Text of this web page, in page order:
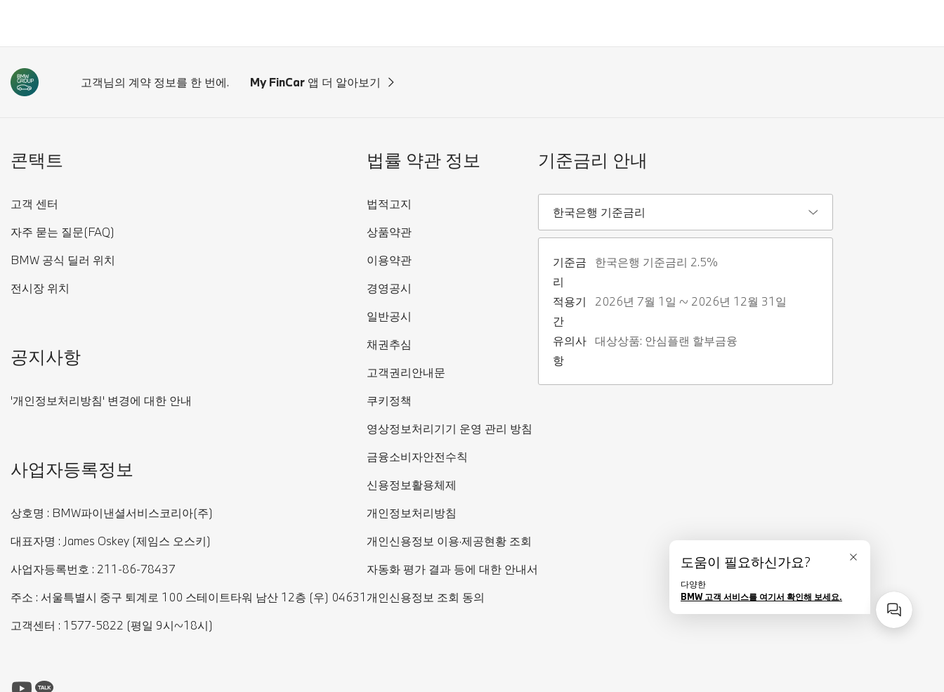
고객님의 계약 정보를 한 번에. My FinCar 앱 더 알아보기
콘택트
고객 센터
자주 묻는 질문(FAQ)
BMW 공식 딜러 위치
전시장 위치
공지사항
'개인정보처리방침' 변경에 대한 안내
사업자등록정보
상호명 : BMW파이낸셜서비스코리아(주)
대표자명 : James Oskey (제임스 오스키)
사업자등록번호 : 211-86-78437
주소 : 서울특별시 중구 퇴계로 100 스테이트타워 남산 12층 (우) 04631
고객센터 : 1577-5822 (평일 9시~18시)
법률 약관 정보
법적고지
상품약관
이용약관
경영공시
일반공시
채권추심
고객권리안내문
쿠키정책
영상정보처리기기 운영 관리 방침
금융소비자안전수칙
신용정보활용체제
개인정보처리방침
개인신용정보 이용·제공현황 조회
자동화 평가 결과 등에 대한 안내서
개인신용정보 조회 동의
기준금리 안내
기준금리안내
한국은행 기준금리
기준금
리
한국은행 기준금리 2.5%
적용기
간
2026년 7월 1일 ~ 2026년 12월 31일
유의사
항
대상상품: 안심플랜 할부금융
닫기
도움이 필요하신가요?
다양한
BMW 고객 서비스를 여기서 확인해 보세요.
사이드바